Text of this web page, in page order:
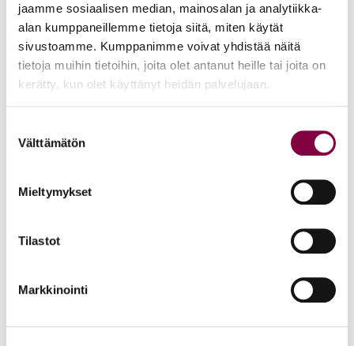
jaamme sosiaalisen median, mainosalan ja analytiikka-
alan kumppaneillemme tietoja siitä, miten käytät
sivustoamme. Kumppanimme voivat yhdistää näitä
tietoja muihin tietoihin, joita olet antanut heille tai joita on
kerätty, kun olet käyttänyt heidän palvelujaan.
valinta
Välttämätön
Mieltymykset
Tilastot
Markkinointi
Juristiliiton kaikissa tilaisuuksissa noudatetaanturvallisen
tilan periaatteita . Kaikki tilaisuuksiimme ja toimintaamme
osallistuvat sitoutuvat periaatteiden noudattamiseen.
Tallenne
Tilaisuuden tallenne on jälkikäteen kaikkien jäsenten
nähtävillä jäsenportaalissa 5 kuukauden ajan. Tallenteen